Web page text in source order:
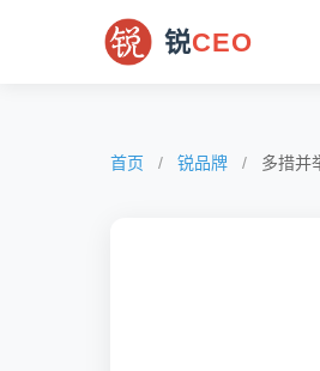
锐CEO
首页 / 锐品牌 / 多措并